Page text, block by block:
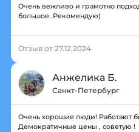
Очень вежливо и грамотно
большое. Рекомендую)
Отзыв от 27.12.2024
Анжелика Б.
Санкт-Петербург
Очень хорошие люди! Работают
Демократичные цены , советую !